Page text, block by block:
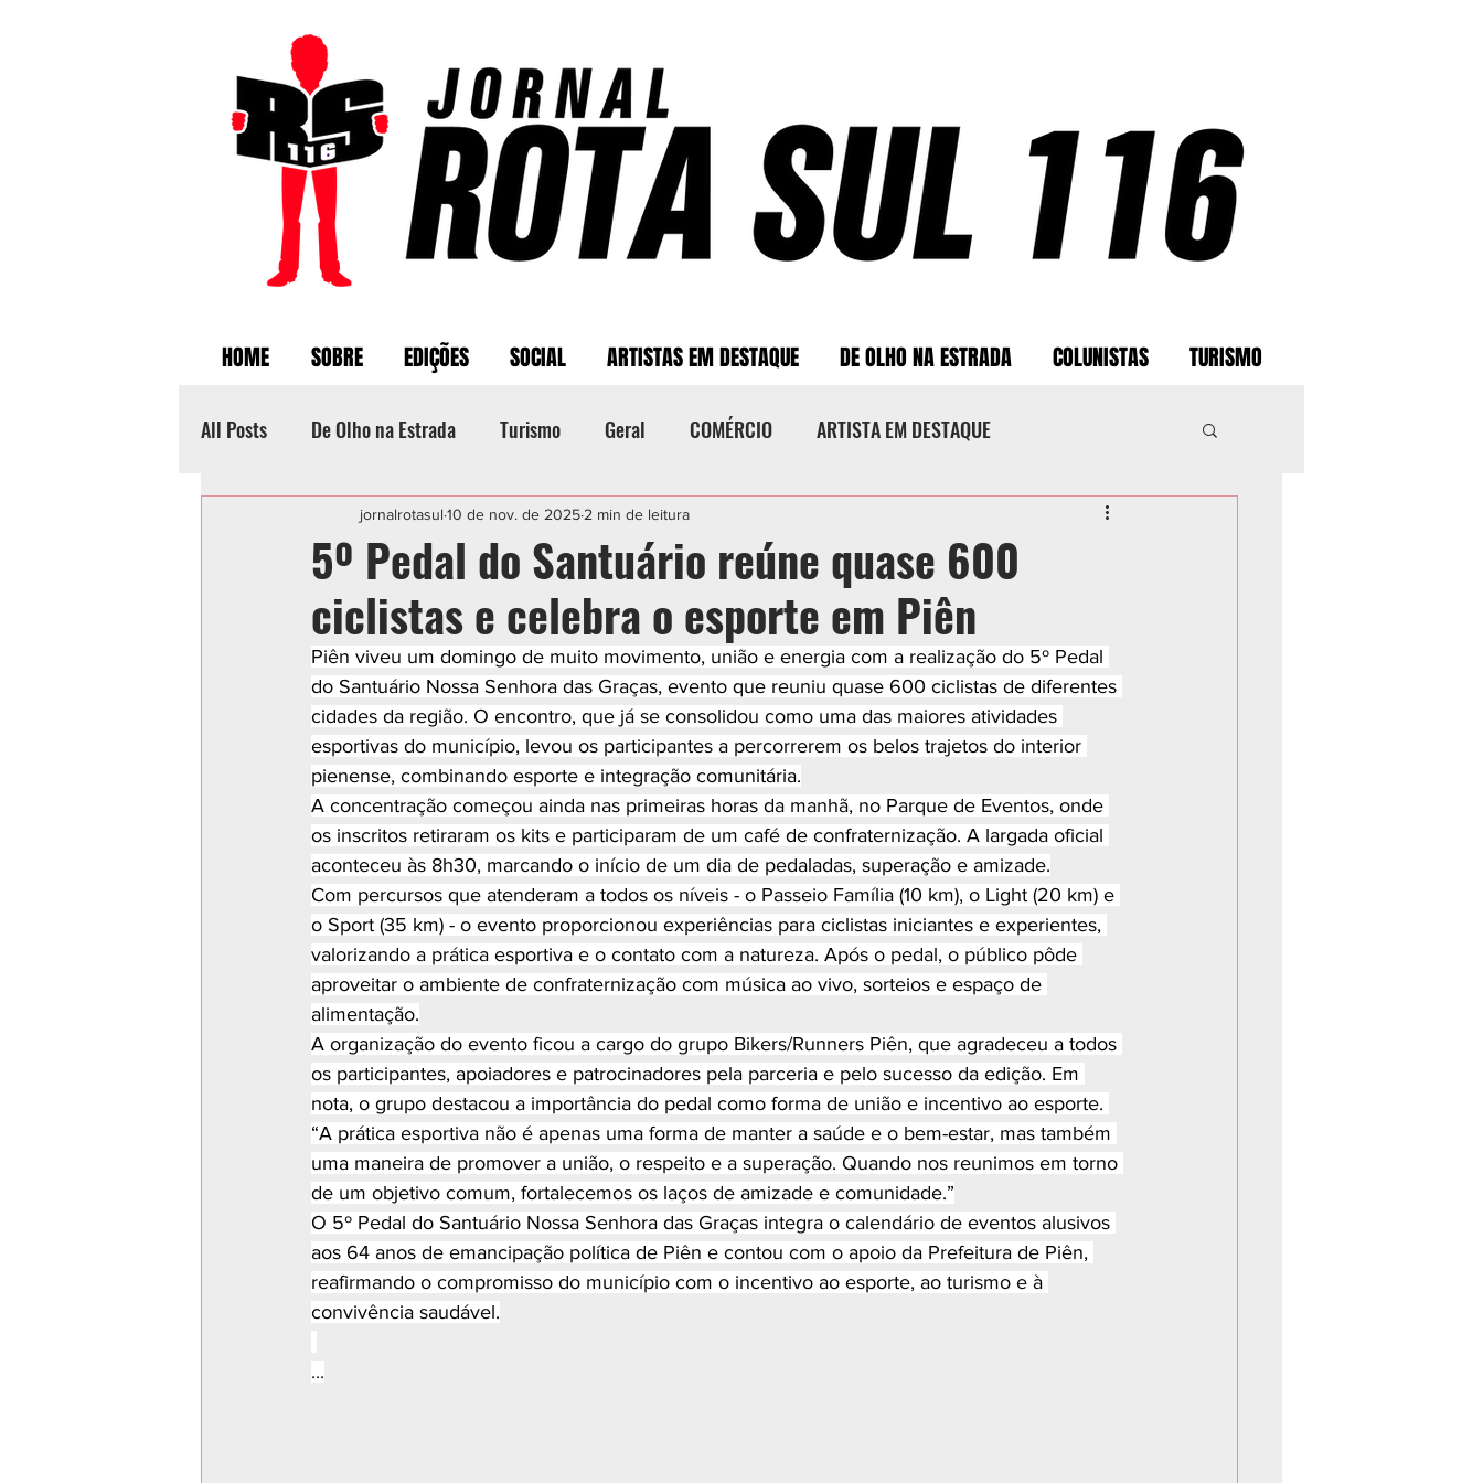
HOME SOBRE EDIÇÕES SOCIAL ARTISTAS EM DESTAQUE DE OLHO NA ESTRADA COLUNISTAS TURISMO
All Posts De Olho na Estrada Turismo Geral COMÉRCIO ARTISTA EM DESTAQUE
Categoria sem título POLICIAL ESPORTE CIDADES
5º Pedal do Santuário reúne quase 600
ciclistas e celebra o esporte em Piên
jornalrotasul 10 de nov. de 2025 2 min de leitura
Piên viveu um domingo de muito movimento, união e energia com a realização do 5º Pedal
do Santuário Nossa Senhora das Graças, evento que reuniu quase 600 ciclistas de diferentes
cidades da região. O encontro, que já se consolidou como uma das maiores atividades
esportivas do município, levou os participantes a percorrerem os belos trajetos do interior
pienense, combinando esporte e integração comunitária.
A concentração começou ainda nas primeiras horas da manhã, no Parque de Eventos, onde
os inscritos retiraram os kits e participaram de um café de confraternização. A largada oficial
aconteceu às 8h30, marcando o início de um dia de pedaladas, superação e amizade.
Com percursos que atenderam a todos os níveis - o Passeio Família (10 km), o Light (20 km) e
o Sport (35 km) - o evento proporcionou experiências para ciclistas iniciantes e experientes,
valorizando a prática esportiva e o contato com a natureza. Após o pedal, o público pôde
aproveitar o ambiente de confraternização com música ao vivo, sorteios e espaço de
alimentação.
A organização do evento ficou a cargo do grupo Bikers/Runners Piên, que agradeceu a todos
os participantes, apoiadores e patrocinadores pela parceria e pelo sucesso da edição. Em
nota, o grupo destacou a importância do pedal como forma de união e incentivo ao esporte.
“A prática esportiva não é apenas uma forma de manter a saúde e o bem-estar, mas também
uma maneira de promover a união, o respeito e a superação. Quando nos reunimos em torno
de um objetivo comum, fortalecemos os laços de amizade e comunidade.”
O 5º Pedal do Santuário Nossa Senhora das Graças integra o calendário de eventos alusivos
aos 64 anos de emancipação política de Piên e contou com o apoio da Prefeitura de Piên,
reafirmando o compromisso do município com o incentivo ao esporte, ao turismo e à
convivência saudável.
...